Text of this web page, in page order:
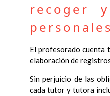
La entrada en vigor
Educación Primaria,
cual usted podrá
Esperamos que sea de
recoger
El profesorado cuenta
elaboración de
Sin perjuicio de las
cada tutor y tutora